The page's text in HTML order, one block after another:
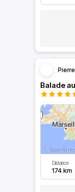
Pierre
Distance
174 km